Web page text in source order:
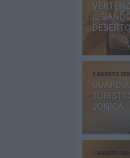
IL
DESERTO
3 AGOSTO
JONICA
1 AGOSTO